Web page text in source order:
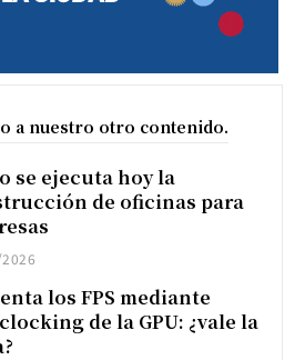
a nuestro otro contenido.
se ejecuta hoy la
de oficinas para
los FPS mediante
de la GPU: ¿vale la